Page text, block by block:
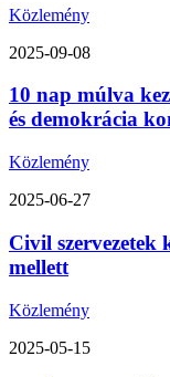
Közlemény
2025-09-08
10 nap múlva
és demokrácia
Közlemény
2025-06-27
Civil szervezetek
mellett
Közlemény
2025-05-15